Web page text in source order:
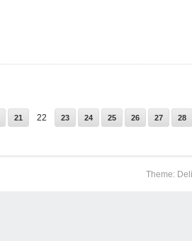
21 22 23 24 25 26 27 28
Theme: